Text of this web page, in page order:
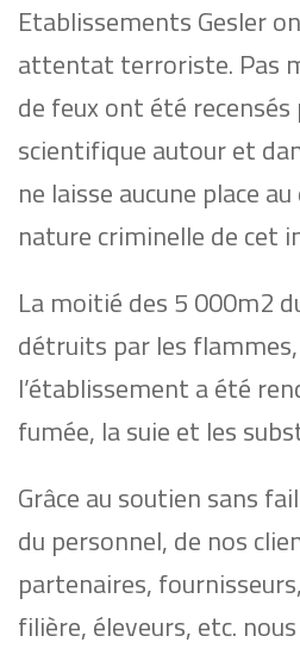
Etablissements Gesler
attentat terroriste. Pas
de feux ont été recensés
scientifique autour et
ne laisse aucune place
nature criminelle de cet
La moitié des 5 000m2
détruits par les
l’établissement a été
fumée, la suie et les
Grâce au soutien sans
du personnel, de nos
partenaires,
filière, éleveurs, etc.